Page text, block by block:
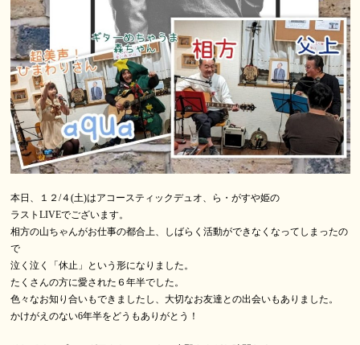
本日、１２/４(土)はアコースティックデュオ、ら・がすや姫の
ラストLIVEでございます。
相方の山ちゃんがお仕事の都合上、しばらく活動ができなくなってしまったの
で
泣く泣く「休止」という形になりました。
たくさんの方に愛された６年半でした。
色々なお知り合いもできましたし、大切なお友達との出会いもありました。
かけがえのない6年半をどうもありがとう！